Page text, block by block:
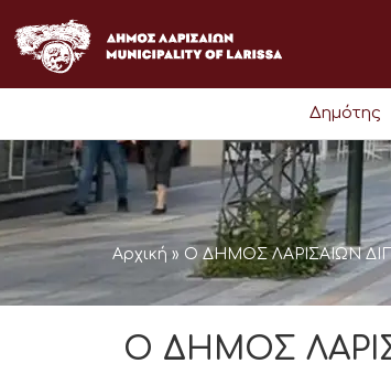
στο
περιεχόμενο
Δημότης
Αρχική » Ο ΔΗΜΟΣ ΛΑΡΙΣΑΙΩΝ
Ο ΔΗΜΟΣ